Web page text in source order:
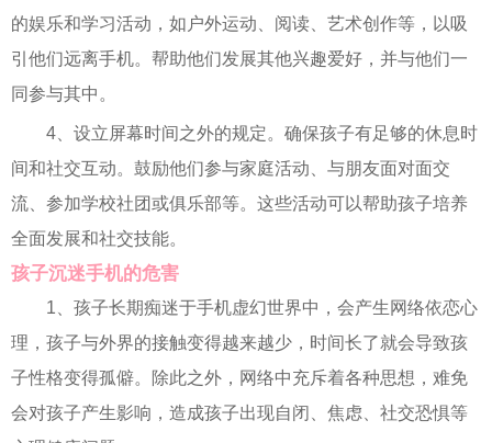
的娱乐和学习活动，如户外运动、阅读、艺术创作等，以吸
引他们远离手机。帮助他们发展其他兴趣爱好，并与他们一
同参与其中。
4、设立屏幕时间之外的规定。确保孩子有足够的休息时
间和社交互动。鼓励他们参与家庭活动、与朋友面对面交
流、参加学校社团或俱乐部等。这些活动可以帮助孩子培养
全面发展和社交技能。
孩子沉迷手机的危害
1、孩子长期痴迷于手机虚幻世界中，会产生网络依恋心
理，孩子与外界的接触变得越来越少，时间长了就会导致孩
子性格变得孤僻。除此之外，网络中充斥着各种思想，难免
会对孩子产生影响，造成孩子出现自闭、焦虑、社交恐惧等